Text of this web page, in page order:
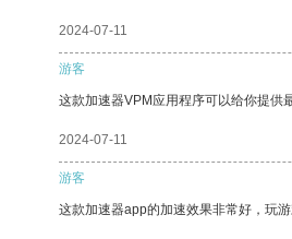
2024-07-11
游客
这款加速器VPM应用程序可以给你提供
2024-07-11
游客
这款加速器app的加速效果非常好，玩